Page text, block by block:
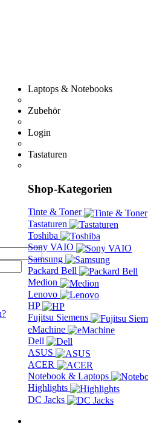
Laptops & Notebooks
Zubehör
Login
Tastaturen
Shop-Kategorien
Tinte & Toner
Tastaturen
Toshiba
Sony VAIO
Samsung
Packard Bell
Medion
Lenovo
HP
Fujitsu Siemens
eMachine
Dell
ASUS
ACER
Notebook & Laptops
Highlights
DC Jacks